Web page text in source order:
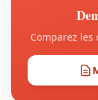
Comparez